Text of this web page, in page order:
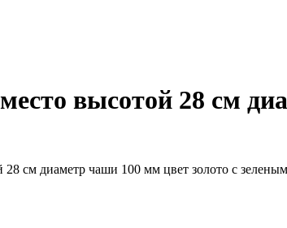
высотой 28 см
см диаметр чаши 100 мм цвет золото с зеленым